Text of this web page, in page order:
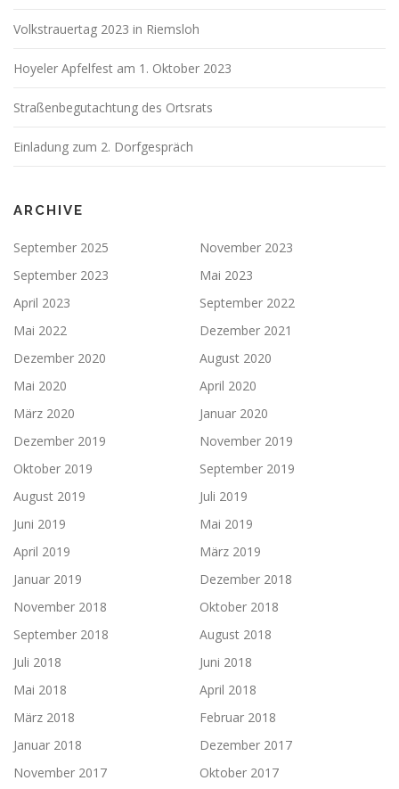
Volkstrauertag 2023 in Riemsloh
Hoyeler Apfelfest am 1. Oktober 2023
Straßenbegutachtung des Ortsrats
Einladung zum 2. Dorfgespräch
ARCHIVE
September 2025
November 2023
September 2023
Mai 2023
April 2023
September 2022
Mai 2022
Dezember 2021
Dezember 2020
August 2020
Mai 2020
April 2020
März 2020
Januar 2020
Dezember 2019
November 2019
Oktober 2019
September 2019
August 2019
Juli 2019
Juni 2019
Mai 2019
April 2019
März 2019
Januar 2019
Dezember 2018
November 2018
Oktober 2018
September 2018
August 2018
Juli 2018
Juni 2018
Mai 2018
April 2018
März 2018
Februar 2018
Januar 2018
Dezember 2017
November 2017
Oktober 2017